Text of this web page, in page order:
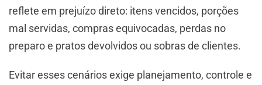
reflete em prejuízo direto: itens vencidos, porções
mal servidas, compras equivocadas, perdas no
preparo e pratos devolvidos ou sobras de clientes.
Evitar esses cenários exige planejamento, controle e